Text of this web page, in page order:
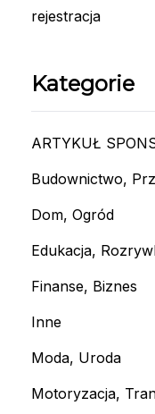
rejestracja
Kategorie
ARTYKUŁ
Budownictwo,
Dom, Ogród
Edukacja,
Finanse, Biznes
Inne
Moda, Uroda
Motoryzacja,